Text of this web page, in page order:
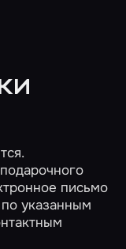
письмо
указанным